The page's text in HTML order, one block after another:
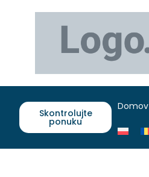
Skontrolujte
ponuku
Domov